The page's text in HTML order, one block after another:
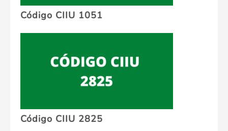
Código CIIU 1051
Código CIIU 2825